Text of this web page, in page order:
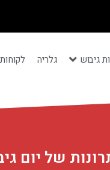
גיבוש גלריה
של יום